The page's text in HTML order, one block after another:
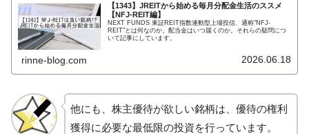
【1343】JREITから始める毎月分配金生活のススメ
【NFJ-REIT編】
NEXT FUNDS 東証REIT指数連動型上場投信、通称"NFJ-
REIT"とは何なのか。配当金はいつ届くのか。それらの疑問につ
いて記事にしています。
rinne-blog.com 2026.06.18
他にも、株主優待が欲しい銘柄は、優待の権利
獲得に必要な最低限の投資を行っています。